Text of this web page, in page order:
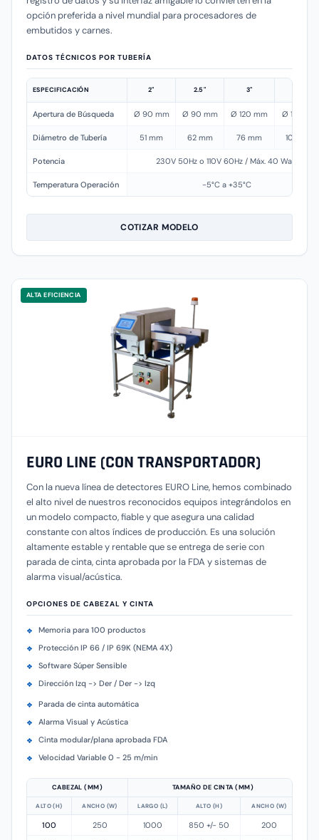
opción preferida a nivel mundial para procesadores de
embutidos y carnes.
DATOS TÉCNICOS POR TUBERÍA
ESPECIFICACIÓN 2" 2.5" 3"
Apertura de Búsqueda Ø 90 mm Ø 90 mm Ø 120 mm Ø 140 mm
Diámetro de Tubería 51 mm 62 mm 76 mm 100 mm
Potencia 230V 50Hz o 110V 60Hz / Máx. 40 Watt
Temperatura Operación -5°C a +35°C
COTIZAR MODELO
ALTA EFICIENCIA
EURO LINE (CON TRANSPORTADOR)
Con la nueva línea de detectores EURO Line, hemos combinado
el alto nivel de nuestros reconocidos equipos integrándolos en
un modelo compacto, fiable y que asegura una calidad
constante con altos índices de producción. Es una solución
altamente estable y rentable que se entrega de serie con
parada de cinta, cinta aprobada por la FDA y sistemas de
alarma visual/acústica.
OPCIONES DE CABEZAL Y CINTA
❖ Memoria para 100 productos
❖ Protección IP 66 / IP 69K (NEMA 4X)
❖ Software Súper Sensible
❖ Dirección Izq -> Der / Der -> Izq
❖ Parada de cinta automática
❖ Alarma Visual y Acústica
❖ Cinta modular/plana aprobada FDA
❖ Velocidad Variable 0 - 25 m/min
CABEZAL (MM) TAMAÑO DE CINTA (MM)
ALTO (H) ANCHO (W) LARGO (L) ALTO (H) ANCHO (W)
100 250 1000 850 +/- 50 200